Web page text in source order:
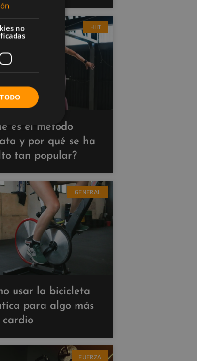
HIIT
es el método
y por qué se ha
tan popular?
GENERAL
usar la bicicleta
para algo más
cardio
FUERZA
no